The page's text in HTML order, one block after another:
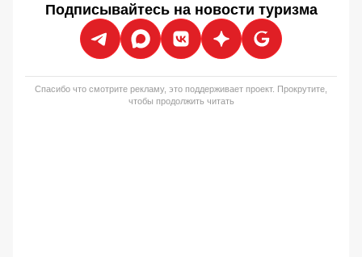
Подписывайтесь на новости туризма
Спасибо что смотрите рекламу, это поддерживает проект. Прокрутите,
чтобы продолжить читать